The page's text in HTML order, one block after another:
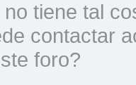
tiene tal
contactar
foro?